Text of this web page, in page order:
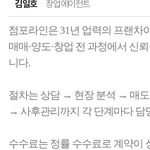
김일호 창업에이전트
점포라인은 31년 업력의 프랜차
매매·양도·창업 전 과정에서 신
니다.
절차는 상담 → 현장 분석 → 매
→ 사후관리까지 각 단계마다 담
수수료는 정률 수수료로 계약이